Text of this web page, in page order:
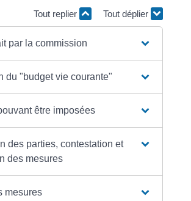
Tout replier Tout déplier
par la commission
du "budget vie courante"
être imposées
des parties, contestation et
des mesures
mesures